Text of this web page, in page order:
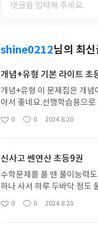
shine0212님의 최신
개념+유형 기본 라이트 초
개념+유형 이 문제집은 개
아서 좋네요.선행학습용으
루에 반 바닥씩만 풀리고 있어
좋
0
댓
0
작
2024.8.20
신사고 쎈연산 초등9권
수학문제를 풀 땐 풀이능력
하나 사서 하루 두바닥 정도
홀히 할 수는 없으니 꾸준히
좋
0
댓
0
작
2024.8.20